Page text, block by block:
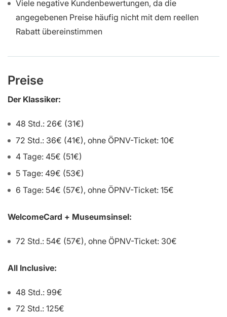
Viele negative Kundenbewertungen, da die
angegebenen Preise häufig nicht mit dem reellen
Rabatt übereinstimmen
Preise
Der Klassiker:
48 Std.: 26€ (31€)
72 Std.: 36€ (41€), ohne ÖPNV-Ticket: 10€
4 Tage: 45€ (51€)
5 Tage: 49€ (53€)
6 Tage: 54€ (57€), ohne ÖPNV-Ticket: 15€
WelcomeCard + Museumsinsel:
72 Std.: 54€ (57€), ohne ÖPNV-Ticket: 30€
All Inclusive:
48 Std.: 99€
72 Std.: 125€